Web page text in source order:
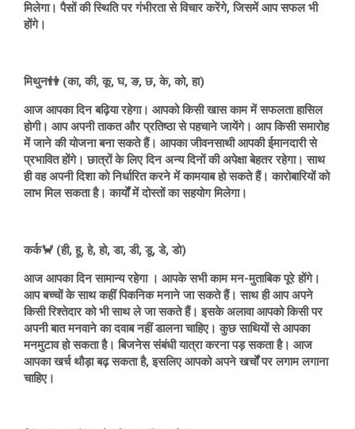
मिलेगा। पैसों की स्थिति पर गंभीरता से विचार करेंगे, जिसमें आप सफल भी
होंगे।
मिथुन👫 (का, की, कू, घ, ङ, छ, के, को, हा)
आज आपका दिन बढ़िया रहेगा। आपको किसी खास काम में सफलता हासिल
होगी। आप अपनी ताकत और प्रतिष्ठा से पहचाने जायेंगे। आप किसी समारोह
में जाने की योजना बना सकते हैं। आपका जीवनसाथी आपकी ईमानदारी से
प्रभावित होंगे। छात्रों के लिए दिन अन्य दिनों की अपेक्षा बेहतर रहेगा। साथ
ही वह अपनी दिशा को निर्धारित करने में कामयाब हो सकते हैं। कारोबारियों को
लाभ मिल सकता है। कार्यों में दोस्तों का सहयोग मिलेगा।
कर्क🦀 (ही, हू, हे, हो, डा, डी, डू, डे, डो)
आज आपका दिन सामान्य रहेगा । आपके सभी काम मन-मुताबिक पूरे होंगे।
आप बच्चों के साथ कहीं पिकनिक मनाने जा सकते हैं। साथ ही आप अपने
किसी रिश्तेदार को भी साथ ले जा सकते हैं। इसके अलावा आपको किसी पर
अपनी बात मनवाने का दवाब नहीं डालना चाहिए। कुछ साथियों से आपका
मनमुटाव हो सकता है। बिजनेस संबंधी यात्रा करना पड़ सकता है। आज
आपका खर्च थौड़ा बढ़ सकता है, इसलिए आपको अपने खर्चों पर लगाम लगाना
चाहिए।